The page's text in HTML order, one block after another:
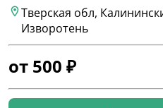
Тверская обл,
Изворотень
от 500 ₽